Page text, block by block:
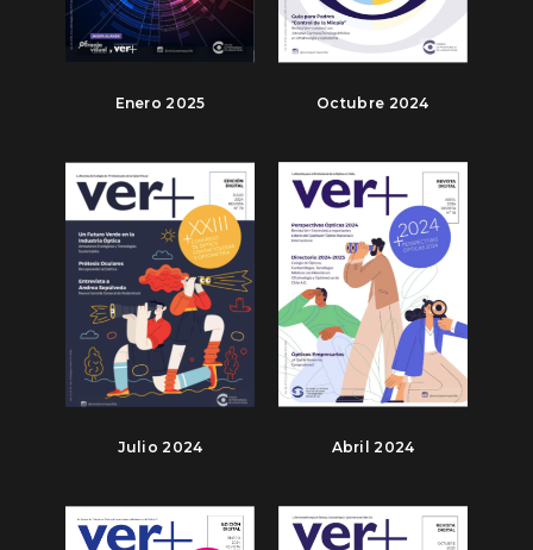
Enero 2025 Octubre 2024
Julio 2024 Abril 2024